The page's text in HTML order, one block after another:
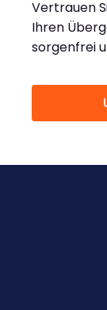
Vertrauen
Ihren
sorgenfrei